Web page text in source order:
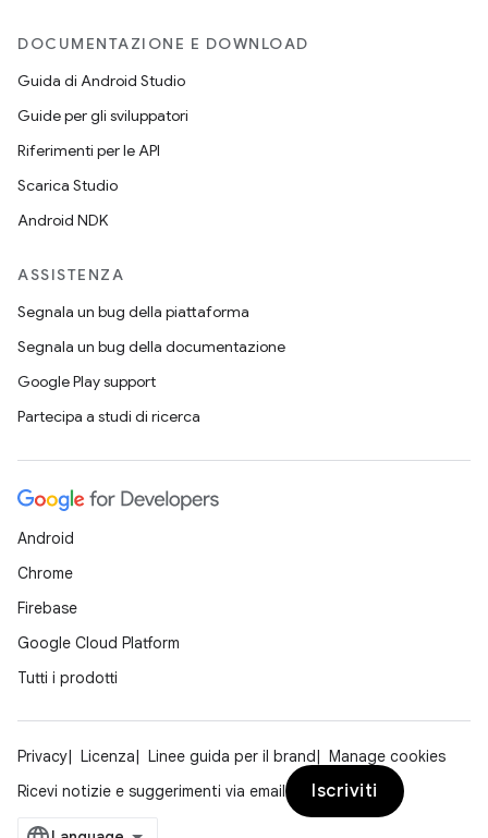
DOCUMENTAZIONE E DOWNLOAD
Guida di Android Studio
Guide per gli sviluppatori
Riferimenti per le API
Scarica Studio
Android NDK
ASSISTENZA
Segnala un bug della piattaforma
Segnala un bug della documentazione
Google Play support
Partecipa a studi di ricerca
Android
Chrome
Firebase
Google Cloud Platform
Tutti i prodotti
Privacy Licenza Linee guida per il brand
Manage cookies
Ricevi notizie e suggerimenti via email
Iscriviti